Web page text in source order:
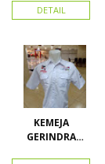
BAHAN PE
DOUBLE
DETAIL
KEMEJA
GERINDRA